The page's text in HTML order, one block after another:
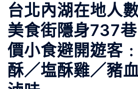
台北內湖在地人
美食街隱身737
價小食避開遊客
酥／塩酥雞／豬